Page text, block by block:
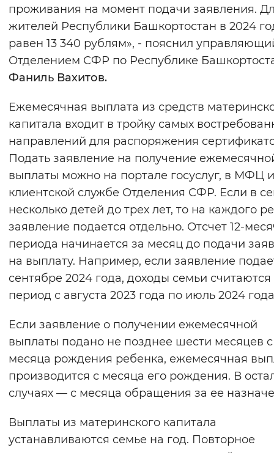
проживания на момент подачи заявления.
жителей Республики Башкортостан в 2024
равен 13 340 рублям», - пояснил
Отделением СФР по Республике
Фаниль Вахитов.
Ежемесячная выплата из средств
капитала входит в тройку самых
направлений для распоряжения
Подать заявление на получение
выплаты можно на портале госуслуг, в МФЦ
клиентской службе Отделения СФР. Если в
несколько детей до трех лет, то на каждого
заявление подается отдельно. Отсчет 12-
периода начинается за месяц до подачи
на выплату. Например, если заявление
сентябре 2024 года, доходы семьи считаются
период с августа 2023 года по июль 2024
Если заявление о получении ежемесячной
выплаты подано не позднее шести месяцев с
месяца рождения ребенка, ежемесячная
производится с месяца его рождения. В
случаях — с месяца обращения за ее
Выплаты из материнского капитала
устанавливаются семье на год. Повторное